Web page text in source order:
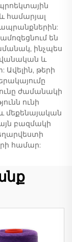
համարյալ
են
ինչպես
և
թերի
ժամանակի
ունի
և մեքենայական
բազմակի
համար: